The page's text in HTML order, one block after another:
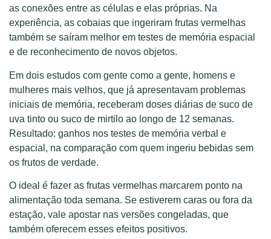
as conexões entre as células e elas próprias. Na
experiência, as cobaias que ingeriram frutas vermelhas
também se saíram melhor em testes de memória espacial
e de reconhecimento de novos objetos.
Em dois estudos com gente como a gente, homens e
mulheres mais velhos, que já apresentavam problemas
iniciais de memória, receberam doses diárias de suco de
uva tinto ou suco de mirtilo ao longo de 12 semanas.
Resultado: ganhos nos testes de memória verbal e
espacial, na comparação com quem ingeriu bebidas sem
os frutos de verdade.
O ideal é fazer as frutas vermelhas marcarem ponto na
alimentação toda semana. Se estiverem caras ou fora da
estação, vale apostar nas versões congeladas, que
também oferecem esses efeitos positivos.